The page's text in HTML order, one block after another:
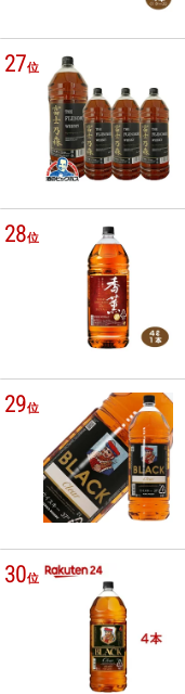
27位
28位
29位
30位